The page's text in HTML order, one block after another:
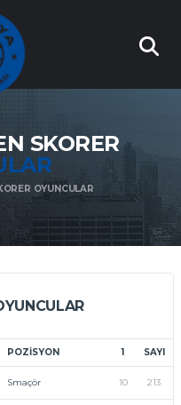
SKORER
OYUNCULAR
POZISYON 1 SAYI
Smaçör 10 213